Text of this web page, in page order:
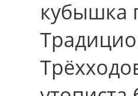
кубышка